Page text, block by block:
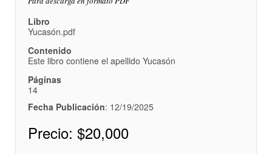
Libro
Yucasón.pdf
Contenido
Este libro contiene el apellido Yucasón
Páginas
14
Fecha Publicación: 12/19/2025
Precio: $20,000